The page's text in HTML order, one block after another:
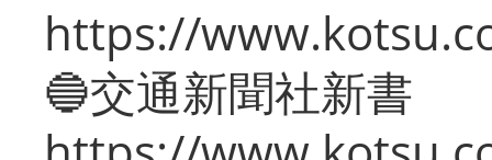
https://
🔵交通新聞社新書